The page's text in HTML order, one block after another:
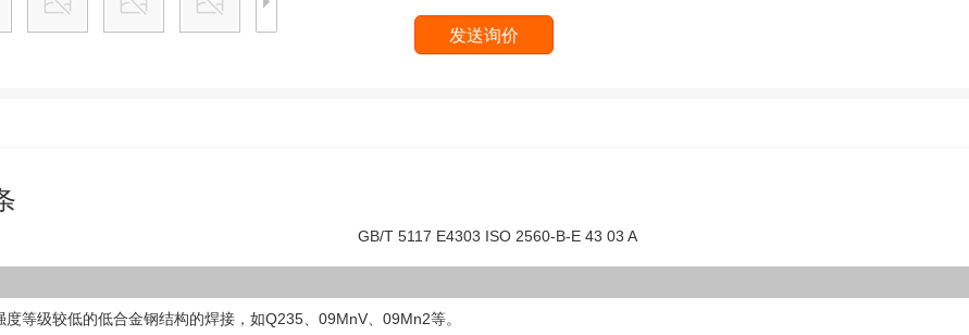
GB/T 5117 E4303 ISO 2560-B-E 43 03 A
等级较低的低合金钢结构的焊接，如Q235、09MnV、09Mn2等。